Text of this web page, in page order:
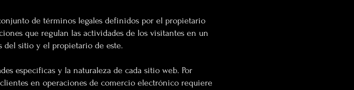
de términos legales definidos por el propietario
que regulan las actividades de los visitantes en un
del sitio y el propietario de este.
específicas y la naturaleza de cada sitio web. Por
en operaciones de comercio electrónico requiere